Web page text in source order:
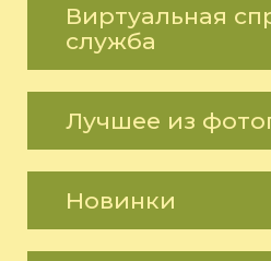
Виртуальная
служба
Лучшее из
Новинки